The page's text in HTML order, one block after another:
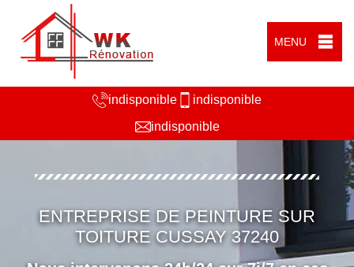
MENU
indisponible
indisponible
indisponible
ENTREPRISE DE PEINTURE SUR
TOITURE CUSSAY 37240